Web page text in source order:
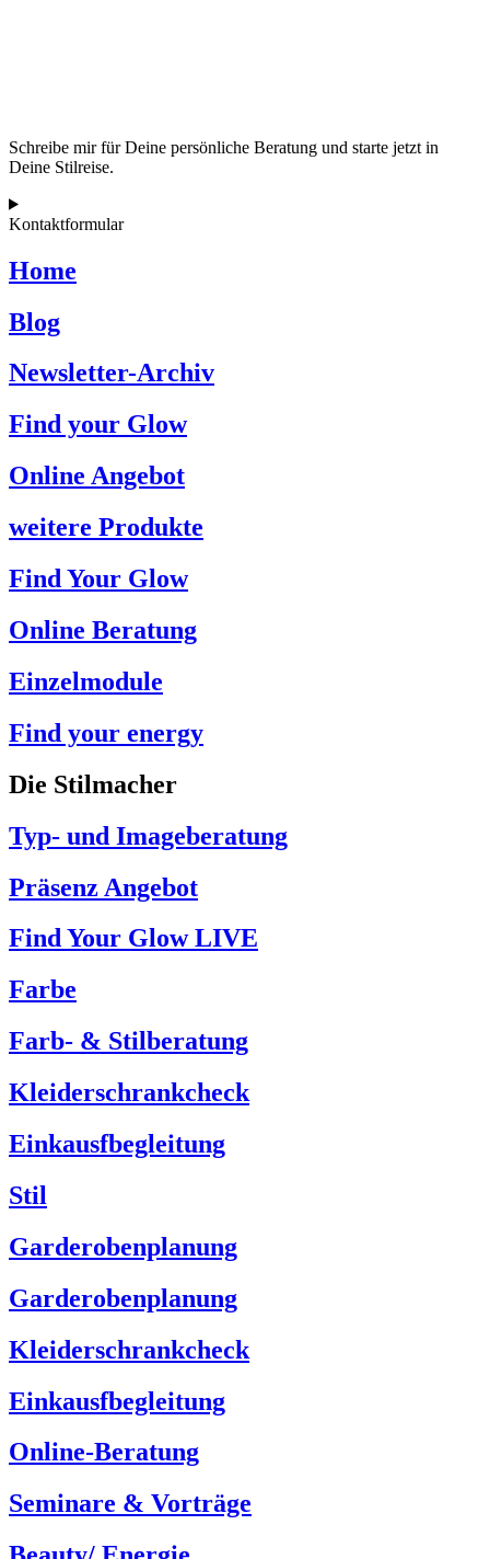
Schreibe mir für Deine persönliche Beratung und starte jetzt in
Deine Stilreise.
Kontaktformular
Home
Blog
Newsletter-Archiv
Find your Glow
Online Angebot
weitere Produkte
Find Your Glow
Online Beratung
Einzelmodule
Find your energy
Die Stilmacher
Typ- und Imageberatung
Präsenz Angebot
Find Your Glow LIVE
Farbe
Farb- & Stilberatung
Kleiderschrankcheck
Einkausfbegleitung
Stil
Garderobenplanung
Garderobenplanung
Kleiderschrankcheck
Einkausfbegleitung
Online-Beratung
Seminare & Vorträge